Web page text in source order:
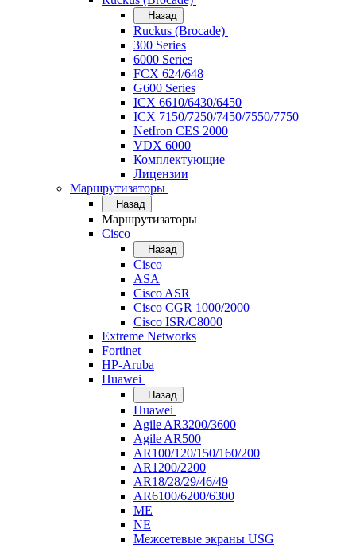
Назад
Ruckus (Brocade)
300 Series
6000 Series
FCX 624/648
G600 Series
ICX 6610/6430/6450
ICX 7150/7250/7450/7550/7750
NetIron CES 2000
VDX 6000
Комплектующие
Лицензии
Маршрутизаторы
Назад
Маршрутизаторы
Cisco
Назад
Cisco
ASA
Cisco ASR
Cisco CGR 1000/2000
Cisco ISR/С8000
Extreme Networks
Fortinet
HP-Aruba
Huawei
Назад
Huawei
Agile AR3200/3600
Agile AR500
AR100/120/150/160/200
AR1200/2200
AR18/28/29/46/49
AR6100/6200/6300
ME
NE
Межсетевые экраны USG